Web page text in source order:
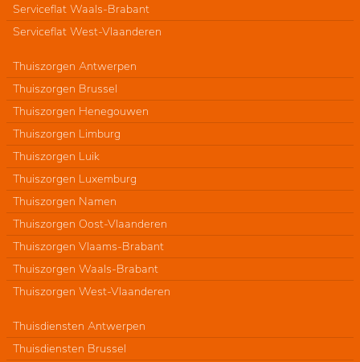
Serviceflat Waals-Brabant
Serviceflat West-Vlaanderen
Thuiszorgen Antwerpen
Thuiszorgen Brussel
Thuiszorgen Henegouwen
Thuiszorgen Limburg
Thuiszorgen Luik
Thuiszorgen Luxemburg
Thuiszorgen Namen
Thuiszorgen Oost-Vlaanderen
Thuiszorgen Vlaams-Brabant
Thuiszorgen Waals-Brabant
Thuiszorgen West-Vlaanderen
Thuisdiensten Antwerpen
Thuisdiensten Brussel